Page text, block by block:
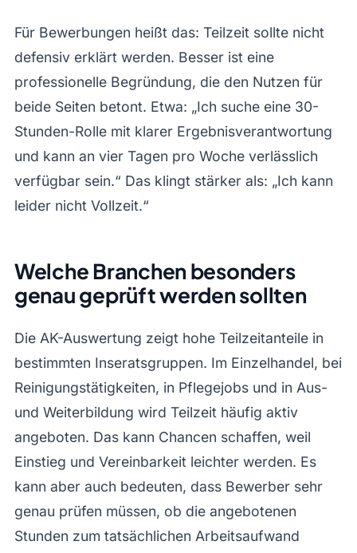
Für Bewerbungen heißt das: Teilzeit sollte nicht
defensiv erklärt werden. Besser ist eine
professionelle Begründung, die den Nutzen für
beide Seiten betont. Etwa: „Ich suche eine 30-
Stunden-Rolle mit klarer Ergebnisverantwortung
und kann an vier Tagen pro Woche verlässlich
verfügbar sein.“ Das klingt stärker als: „Ich kann
leider nicht Vollzeit.“
Welche Branchen besonders
genau geprüft werden sollten
Die AK-Auswertung zeigt hohe Teilzeitanteile in
bestimmten Inseratsgruppen. Im Einzelhandel, bei
Reinigungstätigkeiten, in Pflegejobs und in Aus-
und Weiterbildung wird Teilzeit häufig aktiv
angeboten. Das kann Chancen schaffen, weil
Einstieg und Vereinbarkeit leichter werden. Es
kann aber auch bedeuten, dass Bewerber sehr
genau prüfen müssen, ob die angebotenen
Stunden zum tatsächlichen Arbeitsaufwand